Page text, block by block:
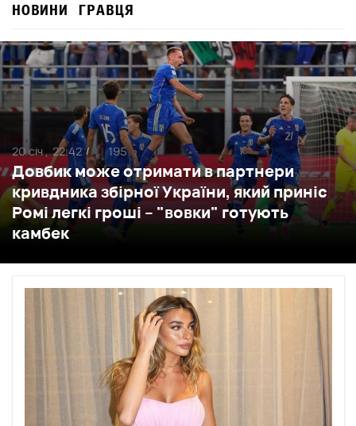
НОВИНИ ГРАВЦЯ
Довбик може отримати в партнери
кривдника збірної України, який приніс
Ромі легкі гроші – "вовки" готують
камбек
20 січ , 22:42 / 195